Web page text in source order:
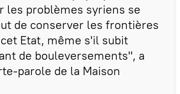
les problèmes syriens se
de conserver les frontières
Etat, même s'il subit
de bouleversements", a
parole de la Maison